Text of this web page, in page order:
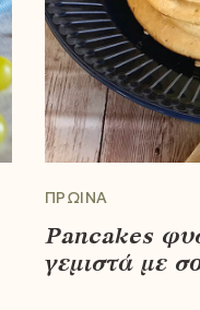
ΠΡΩΙΝΆ
Pancakes
γεμιστά με